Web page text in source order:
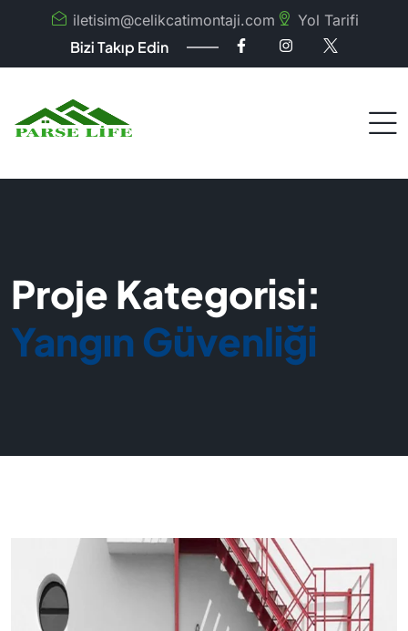
iletisim@celikcatimontaji.com Yol Tarifi
Bizi Takıp Edin
Proje Kategorisi:
Yangın Güvenliği